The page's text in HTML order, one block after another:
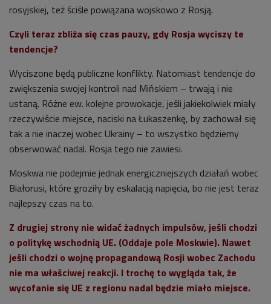
rosyjskiej, też ściśle powiązana wojskowo z Rosją.
Czyli teraz zbliża się czas pauzy, gdy Rosja wyciszy te
tendencje?
Wyciszone będą publiczne konflikty. Natomiast tendencje do
zwiększenia swojej kontroli nad Mińskiem – trwają i nie
ustaną. Różne ew. kolejne prowokacje, jeśli jakiekolwiek miały
rzeczywiście miejsce, naciski na Łukaszenkę, by zachował się
tak a nie inaczej wobec Ukrainy – to wszystko będziemy
obserwować nadal. Rosja tego nie zawiesi.
Moskwa nie podejmie jednak energiczniejszych działań wobec
Białorusi, które groziły by eskalacją napięcia, bo nie jest teraz
najlepszy czas na to.
Z drugiej strony nie widać żadnych impulsów, jeśli chodzi
o politykę wschodnią UE. (Oddaje pole Moskwie). Nawet
jeśli chodzi o wojnę propagandową Rosji wobec Zachodu
nie ma właściwej reakcji. I trochę to wygląda tak, że
wycofanie się UE z regionu nadal będzie miało miejsce.